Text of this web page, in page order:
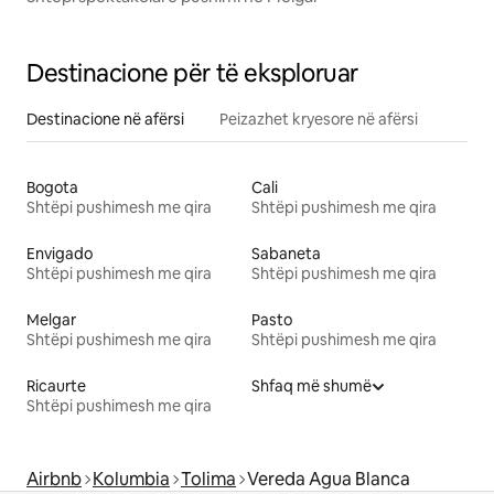
Destinacione për të eksploruar
Destinacione në afërsi Peizazhet kryesore në afërsi
Bogota
Shtëpi pushimesh me qira
Cali
Shtëpi pushimesh me qira
Envigado
Shtëpi pushimesh me qira
Sabaneta
Shtëpi pushimesh me qira
Melgar
Shtëpi pushimesh me qira
Pasto
Shtëpi pushimesh me qira
Ricaurte
Shtëpi pushimesh me qira
Shfaq më shumë
Airbnb Kolumbia Tolima Vereda Agua Blanca